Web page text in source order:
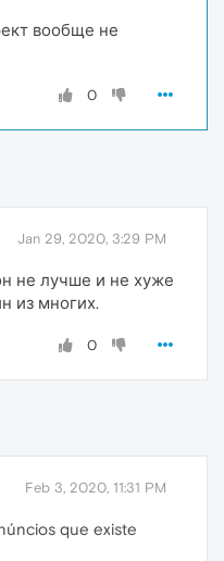
вообще не
0
Jan 29, 2020, 3:29 PM
не лучше и не хуже
из многих.
0
Feb 3, 2020, 11:31 PM
que existe